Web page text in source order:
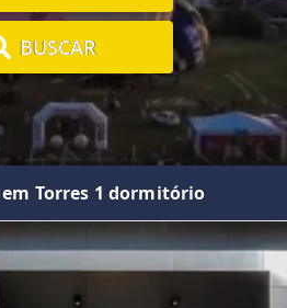
BUSCAR
Torres 1 dormitório